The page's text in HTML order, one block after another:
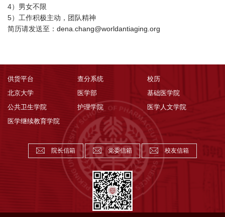
4）男女不限
5）工作积极主动，团队精神
简历请发送至： dena.chang@worldantiaging.org
供货平台 查分系统
校历
北京大学
医学部
基础医学院
公共卫生学院
护理学院
医学人文学院
医学继续教育学院
院长信箱 党委信箱 校友信箱